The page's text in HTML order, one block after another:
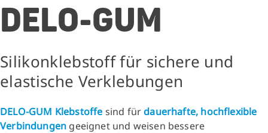
DELO-GUM
Silikonklebstoff für sichere und
elastische Verklebungen
DELO-GUM Klebstoffe sind fürdauerhafte, hochflexible
Verbindungen geeignet und weisen bessere